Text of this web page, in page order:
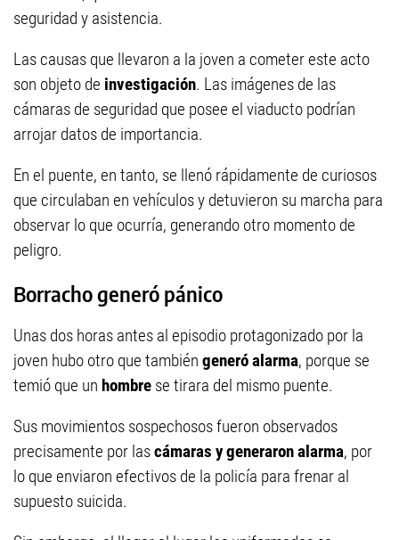
seguridad y asistencia.
Las causas que llevaron a la joven a cometer este acto
son objeto de investigación. Las imágenes de las
cámaras de seguridad que posee el viaducto podrían
arrojar datos de importancia.
En el puente, en tanto, se llenó rápidamente de curiosos
que circulaban en vehículos y detuvieron su marcha para
observar lo que ocurría, generando otro momento de
peligro.
Borracho generó pánico
Unas dos horas antes al episodio protagonizado por la
joven hubo otro que también generó alarma, porque se
temió que un hombre se tirara del mismo puente.
Sus movimientos sospechosos fueron observados
precisamente por lascámaras y generaron alarma, por
lo que enviaron efectivos de la policía para frenar al
supuesto suicida.